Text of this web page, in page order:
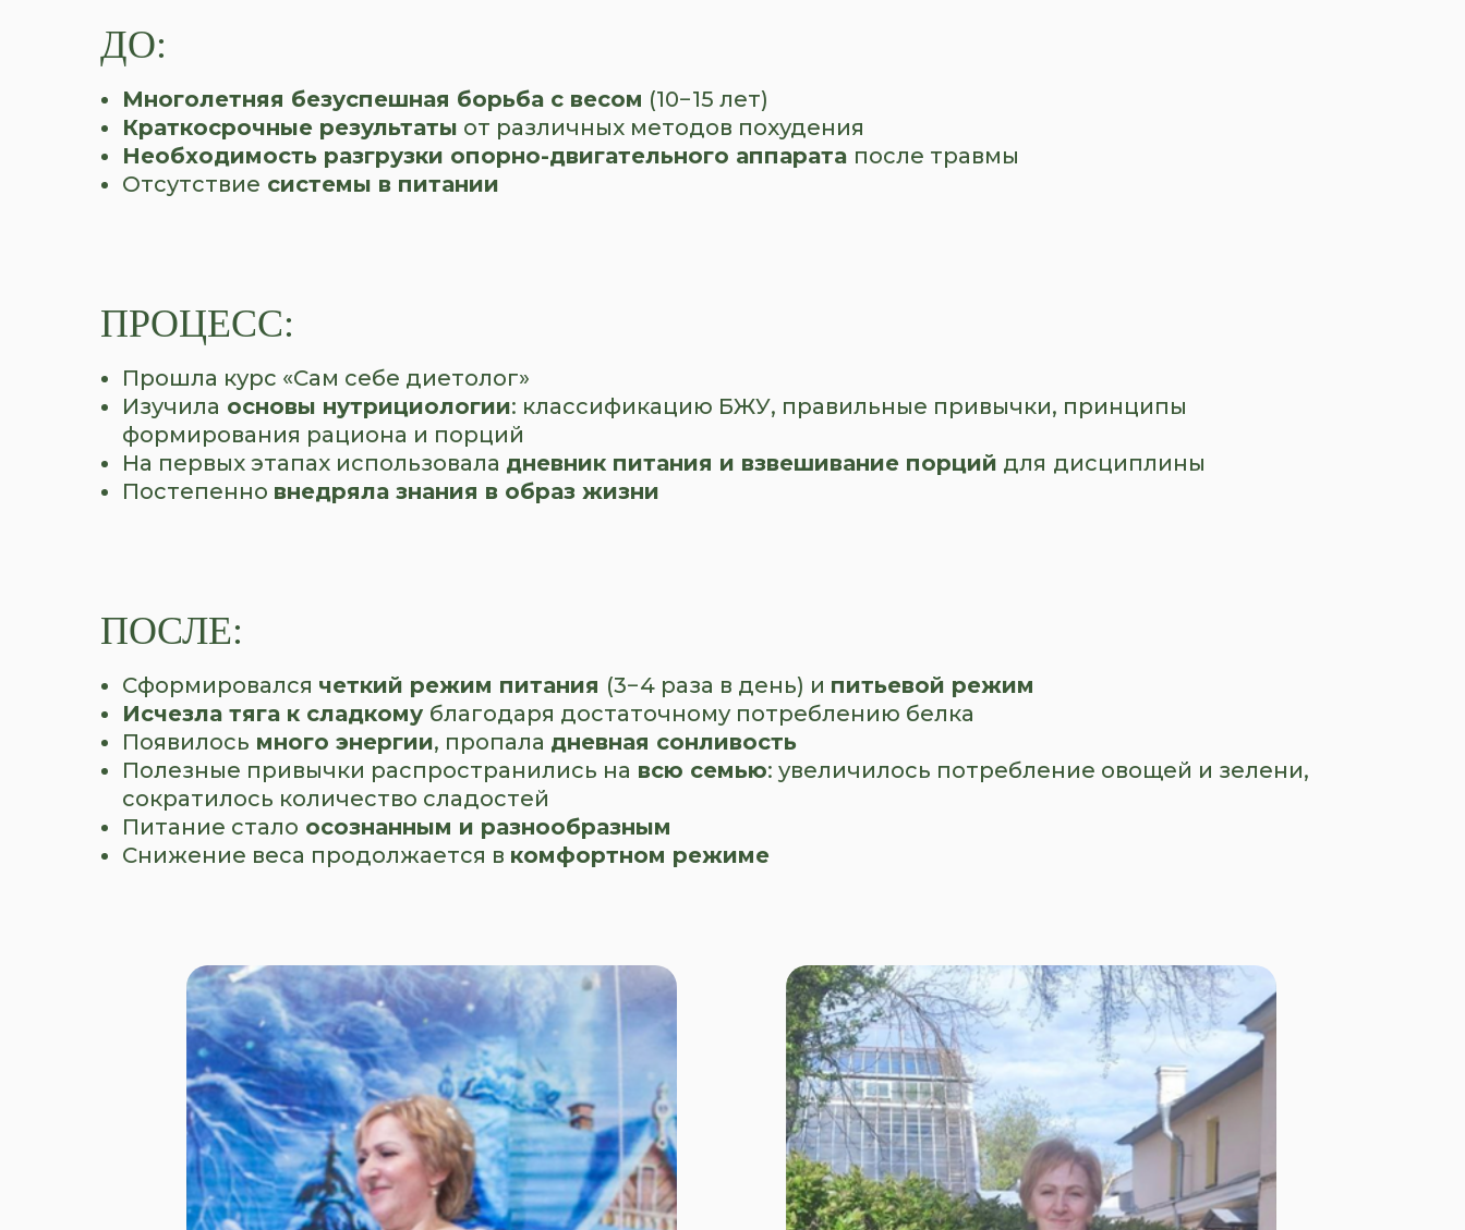
ДО:
Многолетняя безуспешная борьба с весом (10−15 лет)
Краткосрочные результаты от различных методов похудения
Необходимость разгрузки опорно-двигательного аппарата после травмы
Отсутствие системы в питании
ПРОЦЕСС:
Прошла курс «Сам себе диетолог»
Изучила основы нутрициологии: классификацию БЖУ, правильные привычки, принципы
формирования рациона и порций
На первых этапах использовала дневник питания и взвешивание порций для дисциплины
Постепенно внедряла знания в образ жизни
ПОСЛЕ:
Сформировался четкий режим питания (3−4 раза в день) и питьевой режим
Исчезла тяга к сладкому благодаря достаточному потреблению белка
Появилось много энергии, пропала дневная сонливость
Полезные привычки распространились на всю семью: увеличилось потребление овощей и зелени,
сократилось количество сладостей
Питание стало осознанным и разнообразным
Снижение веса продолжается в комфортном режиме